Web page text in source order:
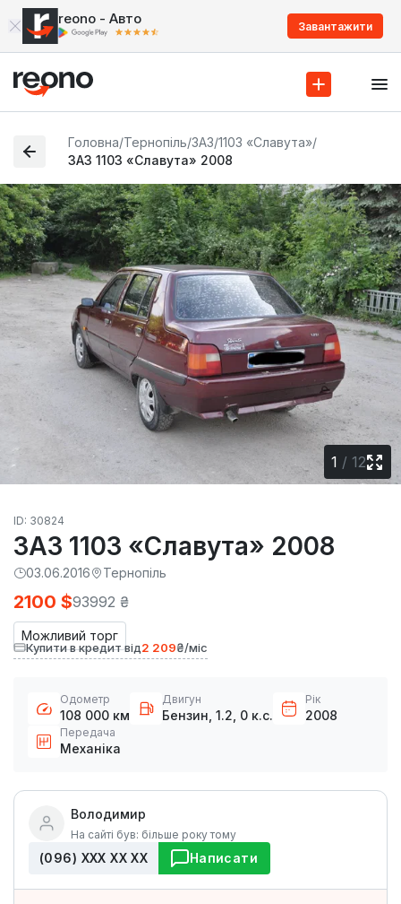
reono - Авто Завантажити
Головна/Тернопіль/ЗАЗ/1103 «Славута»/
ЗАЗ 1103 «Славута» 2008
1 / 12
ID: 30824
ЗАЗ 1103 «Славута» 2008
03.06.2016 Тернопіль
Можливий торг
2100 $93992 ₴
Купити в кредит від2 209₴/міс
Одометр
108 000 км
Двигун
Бензин, 1.2, 0 к.с.
Рік
2008
Передача
Механіка
Володимир
На сайті був: більше року тому
(096) ХХХ ХХ ХХ Написати